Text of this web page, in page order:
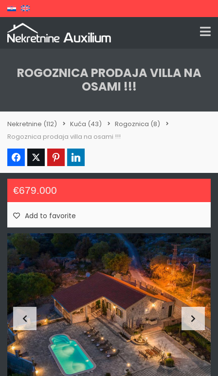
ROGOZNICA PRODAJA VILLA NA
OSAMI !!!
Nekretnine (112) Kuća (43) Rogoznica (8)
Rogoznica prodaja villa na osami !!!
€679.000
Add to favorite